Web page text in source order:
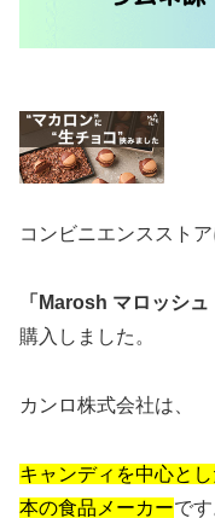
コンビニエンススト
「Marosh マロッシ
購入しました。
カンロ株式会社は、
キャンディを中心と
本の食品メーカーです